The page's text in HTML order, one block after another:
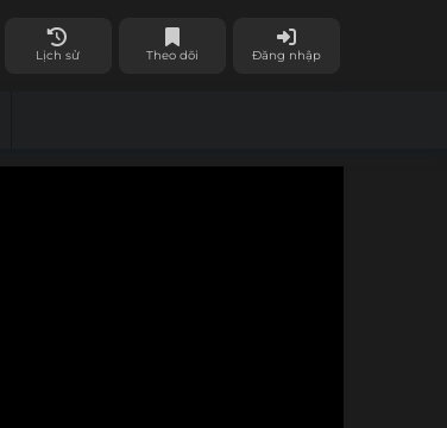
Lịch sử Theo dõi Đăng nhập